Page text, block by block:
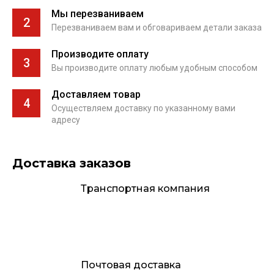
2
Мы перезваниваем
Перезваниваем вам и обговариваем детали заказа
3
Производите оплату
Вы производите оплату любым удобным способом
4
Доставляем товар
Осуществляем доставку по указанному вами
адресу
Доставка заказов
Транспортная компания
Почтовая доставка